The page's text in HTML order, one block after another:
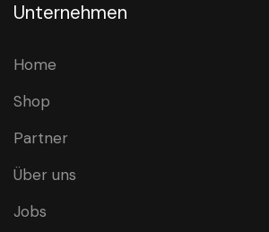
Unternehmen
Home
Shop
Partner
Über uns
Jobs